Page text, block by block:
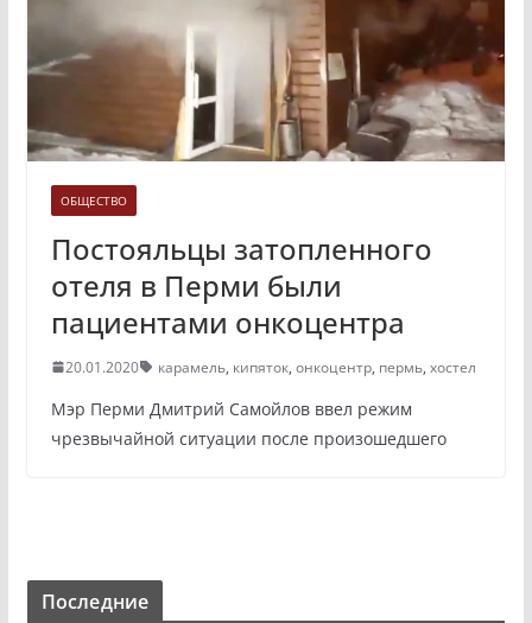
ОБЩЕСТВО
Постояльцы затопленного
отеля в Перми были
пациентами онкоцентра
20.01.2020 карамель, кипяток, онкоцентр, пермь, хостел
Мэр Перми Дмитрий Самойлов ввел режим
чрезвычайной ситуации после произошедшего
Последние